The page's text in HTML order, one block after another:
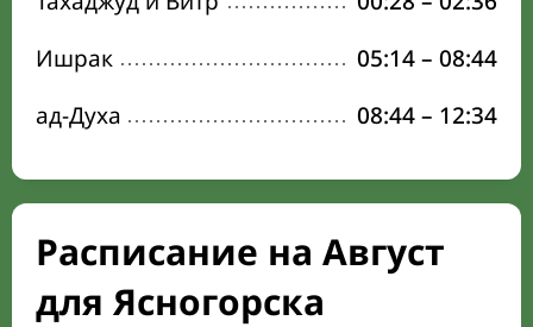
Ишрак
05:14– 08:44
ад-Духа
08:44– 12:34
Расписание на Август
для Ясногорска